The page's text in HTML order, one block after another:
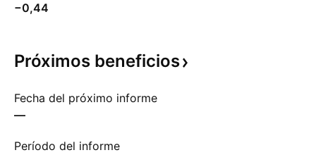
−0,44
Próximos beneficios
Fecha del próximo informe
—
Período del informe